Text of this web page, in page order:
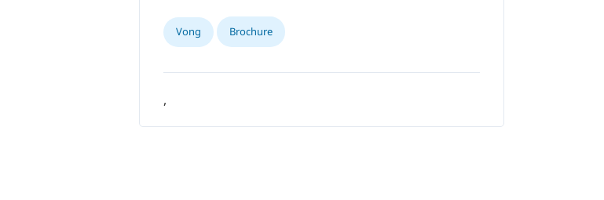
Vong Brochure
,